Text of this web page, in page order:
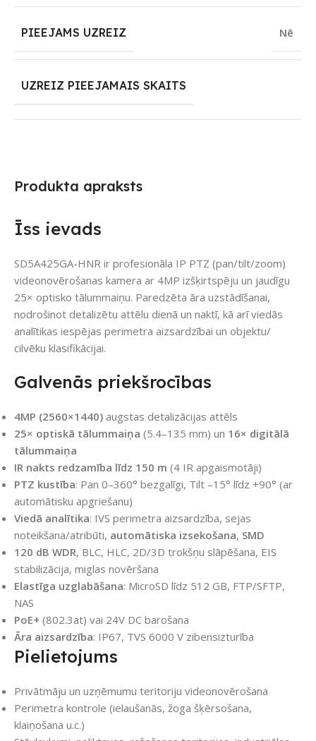
Produkta apraksts
Īss ievads
SD5A425GA-HNR ir profesionāla IP PTZ (pan/tilt/zoom)
videonovērošanas kamera ar 4MP izšķirtspēju un jaudīgu
25× optisko tālummaiņu. Paredzēta āra uzstādīšanai,
nodrošinot detalizētu attēlu dienā un naktī, kā arī viedās
analītikas iespējas perimetra aizsardzībai un objektu/
cilvēku klasifikācijai.
Galvenās priekšrocības
4MP (2560×1440) augstas detalizācijas attēls
25× optiskā tālummaiņa (5.4–135 mm) un 16× digitālā
tālummaiņa
IR nakts redzamība līdz 150 m (4 IR apgaismotāji)
PTZ kustība: Pan 0–360° bezgalīgi, Tilt –15° līdz +90° (ar
automātisku apgriešanu)
Viedā analītika: IVS perimetra aizsardzība, sejas
noteikšana/atribūti, automātiska izsekošana, SMD
120 dB WDR, BLC, HLC, 2D/3D trokšņu slāpēšana, EIS
stabilizācija, miglas novēršana
Elastīga uzglabāšana: MicroSD līdz 512 GB, FTP/SFTP,
NAS
PoE+ (802.3at) vai 24V DC barošana
Āra aizsardzība: IP67, TVS 6000 V zibensizturība
Pielietojums
Privātmāju un uzņēmumu teritoriju videonovērošana
Perimetra kontrole (ielaušanās, žoga šķērsošana,
klaiņošana u.c.)
PIEEJAMS UZREIZ Nē
UZREIZ PIEEJAMAIS SKAITS